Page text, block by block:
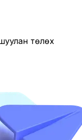
төлөх